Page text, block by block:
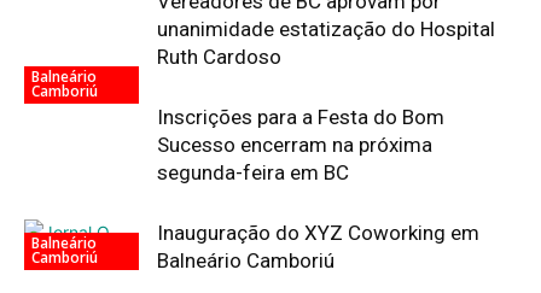
unanimidade estatização do Hospital
Ruth Cardoso
Balneário
Camboriú
Inscrições para a Festa do Bom
Sucesso encerram na próxima
segunda-feira em BC
Balneário
Camboriú
Inauguração do XYZ Coworking em
Balneário Camboriú